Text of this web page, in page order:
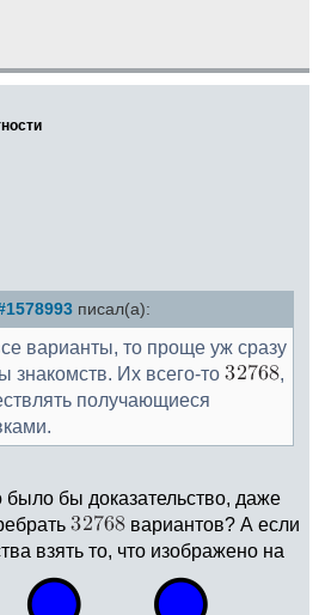
писал(а):
варианты, то проще уж сразу
знакомств. Их всего-то
,
получающиеся
было бы доказательство, даже
вариантов? А если
взять то, что изображено на